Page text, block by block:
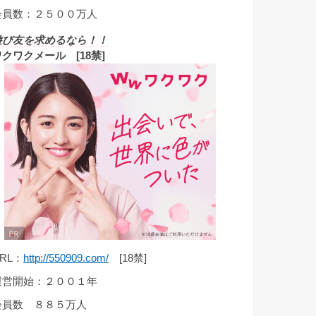
員数：２５００万人
び友を求めるなら！！
クワクメール [18禁]
： http://550909.com/ [18禁]
営開始：２００１年
員数 ８８５万人